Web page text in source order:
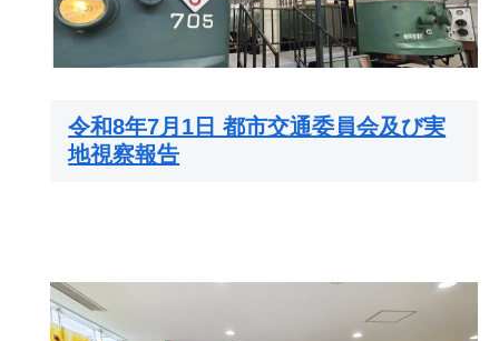
令和8年7月1日 都市交通委員会及び実
地視察報告